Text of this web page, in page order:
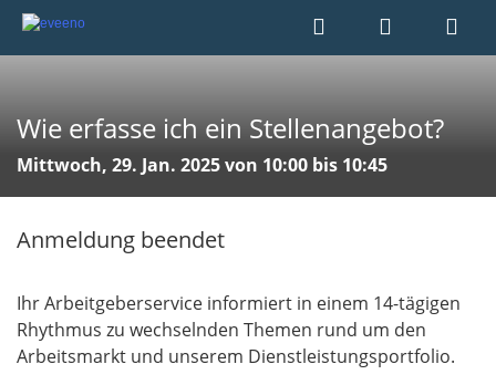
Wie erfasse ich ein Stellenangebot?
Mittwoch, 29. Jan. 2025 von 10:00 bis 10:45
Anmeldung beendet
Ihr Arbeitgeberservice informiert in einem 14-tägigen
Rhythmus zu wechselnden Themen rund um den
Arbeitsmarkt und unserem Dienstleistungsportfolio.